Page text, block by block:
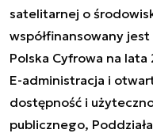
satelitarnej o
współfinansowany
Polska Cyfrowa na
E-administracja i
dostępność i
publicznego,